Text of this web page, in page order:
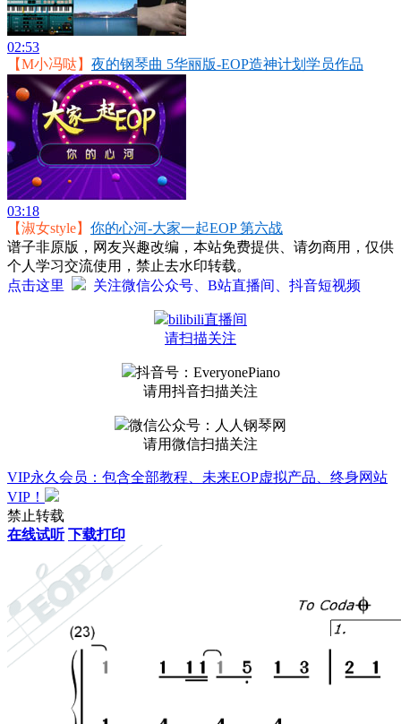
02:53
【M小冯哒】 夜的钢琴曲 5华丽版-EOP造神计划学员作品
03:18
【淑女style】 你的心河-大家一起EOP 第六战
谱子非原版，网友兴趣改编，本站免费提供、请勿商用，仅供
个人学习交流使用，禁止去水印转载。
点击这里
关注微信公众号、B站直播间、抖音短视频
bilibili直播间
请扫描关注
抖音号：EveryonePiano
请用抖音扫描关注
微信公众号：人人钢琴网
请用微信扫描关注
VIP永久会员：包含全部教程、未来EOP虚拟产品、终身网站
VIP！
禁止转载
在线试听 下载打印